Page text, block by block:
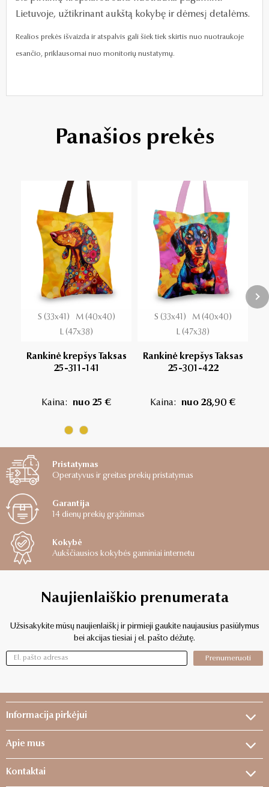
Lietuvoje, užtikrinant aukštą kokybę ir dėmesį detalėms.
Realios prekės išvaizda ir atspalvis gali šiek tiek skirtis nuo nuotraukoje
esančio, priklausomai nuo monitorių nustatymų.
Panašios prekės
S (33x41)
M (40x40)
L (47x38)
Rankinė krepšys Taksas
25-311-141
Kaina: nuo 25 €
S (33x41)
M (40x40)
L (47x38)
Rankinė krepšys Taksas
25-301-422
Kaina: nuo 28,90 €
Pristatymas
Operatyvus ir greitas prekių pristatymas
Garantija
14 dienų prekių grąžinimas
Kokybė
Aukščiausios kokybės gaminiai internetu
Naujienlaiškio prenumerata
Užsisakykite mūsų naujienlaiškį ir pirmieji gaukite naujausius pasiūlymus
bei akcijas tiesiai į el. pašto dėžutę.
Prenumeruoti
Informacija pirkėjui
Apie mus
Kontaktai